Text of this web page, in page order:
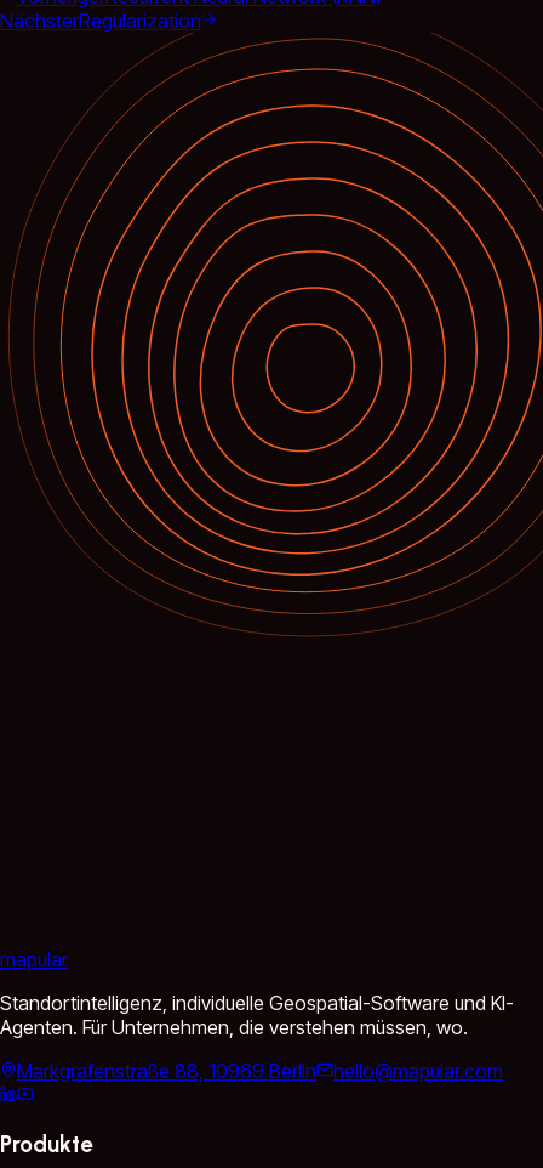
NächsterRegularization
mapular
Standortintelligenz, individuelle Geospatial-Software und KI-
Agenten. Für Unternehmen, die verstehen müssen, wo.
Markgrafenstraße 88, 10969 Berlin
hello@mapular.com
Produkte